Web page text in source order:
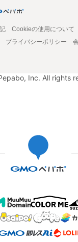
Cookieの使用について
プライバシーポリシー
Inc. All rights